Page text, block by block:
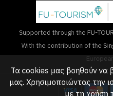
Supported through the FU-
With the contribution of the
Τα cookies μας βοηθούν να
μας. Χρησιμοποιώντας την
με τη χρήση